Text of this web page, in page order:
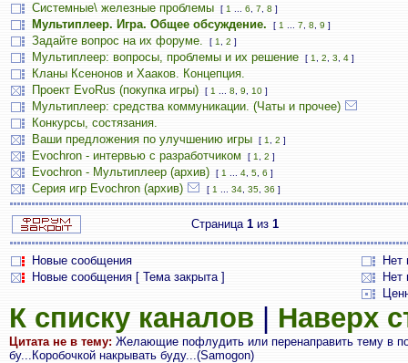
Системные\ железные проблемы
[ 1 6 7 8 ]
Мультиплеер. Игра. Общее обсуждение. [ 1 7 8 9 ]
Задайте вопрос на их форуме. [ 1 2 ]
Мультиплеер: вопросы, проблемы и их решение [ 1 2 3 4 ]
Кланы Ксенонов и Хааков. Концепция.
Проект EvoRus (покупка игры)
[ 1 8 9 10 ]
Мультиплеер: средства коммуникации. (Чаты и прочее)
Конкурсы, состязания.
Ваши предложения по улучшению игры
[ 1 2 ]
Evochron - интервью с разработчиком [ 1 2 ]
Evochron - Мультиплеер (архив) [ 1 4 5 6 ]
Серия игр Evochron (архив) [ 1 34 35 36 ]
Страница 1 из 1
Новые сообщения
Нет
Новые сообщения [ Тема закрыта ]
Нет
К списку каналов Наверх
Цитата не в тему: Желающие пофлудить или перенаправить тему в
бу...Коробочкой накрывать буду...(Samogon)